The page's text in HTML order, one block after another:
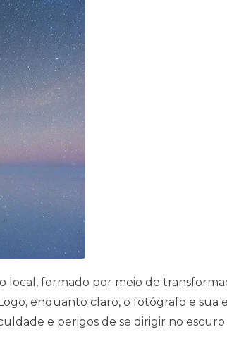
local, formado por meio de
enquanto claro, o fotógrafo e sua
e perigos de se dirigir no